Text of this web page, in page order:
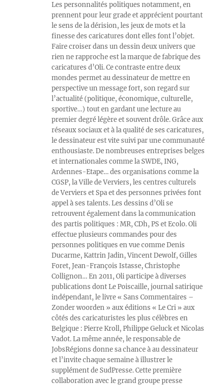
Les personnalités politiques notamment, en
prennent pour leur grade et apprécient pourtant
le sens de la dérision, les jeux de mots et la
finesse des caricatures dont elles font l’objet.
Faire croiser dans un dessin deux univers que
rien ne rapproche est la marque de fabrique des
caricatures d’Oli. Ce contraste entre deux
mondes permet au dessinateur de mettre en
perspective un message fort, son regard sur
l’actualité (politique, économique, culturelle,
sportive…) tout en gardant une lecture au
premier degré légère et souvent drôle. Grâce aux
réseaux sociaux et à la qualité de ses caricatures,
le dessinateur est vite suivi par une communauté
enthousiaste. De nombreuses entreprises belges
et internationales comme la SWDE, ING,
Ardennes-Etape… des organisations comme la
CGSP, la Ville de Verviers, les centres culturels
de Verviers et Spa et des personnes privées font
appel à ses talents. Les dessins d’Oli se
retrouvent également dans la communication
des partis politiques : MR, CDh, PS et Ecolo. Oli
effectue plusieurs commandes pour des
personnes politiques en vue comme Denis
Ducarme, Kattrin Jadin, Vincent Dewolf, Gilles
Foret, Jean-François Istasse, Christophe
Collignon… En 2011, Oli participe à diverses
publications dont Le Poiscaille, journal satirique
indépendant, le livre « Sans Commentaires –
Zonder woorden » aux éditions « Le Cri » aux
côtés des caricaturistes les plus célèbres en
Belgique : Pierre Kroll, Philippe Geluck et Nicolas
Vadot. La même année, le responsable de
JobsRégions donne sa chance à au dessinateur
et l’invite chaque semaine à illustrer le
supplément de SudPresse. Cette première
collaboration avec le grand groupe presse